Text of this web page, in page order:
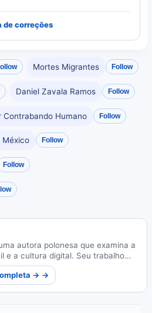
de correções
Mortes Migrantes Follow
Daniel Zavala Ramos Follow
Contrabando Humano Follow
México Follow
Follow
autora polonesa que examina a
e a cultura digital. Seu trabalho
molda a adolescência
→ →